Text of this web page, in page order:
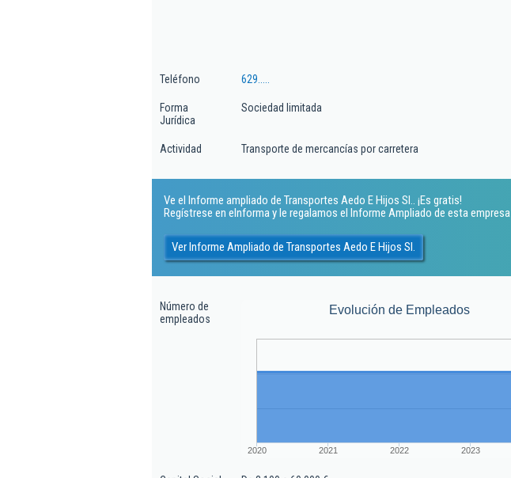
Teléfono 629.....
Forma
Jurídica
Sociedad limitada
Actividad Transporte de mercancías por carretera
Ve el Informe ampliado de Transportes Aedo E Hijos Sl.. ¡Es gratis!
Regístrese en eInforma y le regalamos el Informe Ampliado de esta empresa
Ver Informe Ampliado de Transportes Aedo E Hijos Sl.
Número de
empleados
Evolución de Empleados
2020 2021 2022 2023